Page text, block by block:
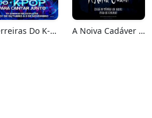
Guerreiras Do K-Pop: Para Cantar Junto A Noiva Cadáver (Relançamento)